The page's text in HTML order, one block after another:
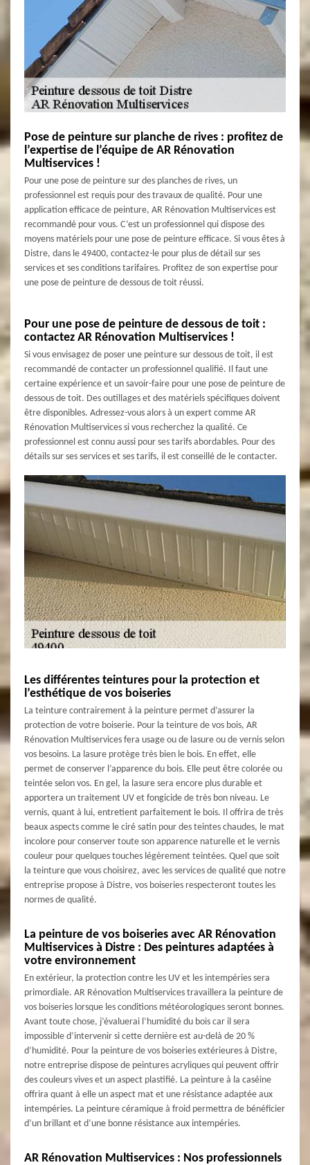
Pose de peinture sur planche de rives : profitez de
l’expertise de l’équipe de AR Rénovation
Multiservices !
Pour une pose de peinture sur des planches de rives, un
professionnel est requis pour des travaux de qualité. Pour une
application efficace de peinture, AR Rénovation Multiservices est
recommandé pour vous. C’est un professionnel qui dispose des
moyens matériels pour une pose de peinture efficace. Si vous êtes à
Distre, dans le 49400, contactez-le pour plus de détail sur ses
services et ses conditions tarifaires. Profitez de son expertise pour
une pose de peinture de dessous de toit réussi.
Pour une pose de peinture de dessous de toit :
contactez AR Rénovation Multiservices !
Si vous envisagez de poser une peinture sur dessous de toit, il est
recommandé de contacter un professionnel qualifié. Il faut une
certaine expérience et un savoir-faire pour une pose de peinture de
dessous de toit. Des outillages et des matériels spécifiques doivent
être disponibles. Adressez-vous alors à un expert comme AR
Rénovation Multiservices si vous recherchez la qualité. Ce
professionnel est connu aussi pour ses tarifs abordables. Pour des
détails sur ses services et ses tarifs, il est conseillé de le contacter.
Les différentes teintures pour la protection et
l’esthétique de vos boiseries
La teinture contrairement à la peinture permet d’assurer la
protection de votre boiserie. Pour la teinture de vos bois, AR
Rénovation Multiservices fera usage ou de lasure ou de vernis selon
vos besoins. La lasure protège très bien le bois. En effet, elle
permet de conserver l’apparence du bois. Elle peut être colorée ou
teintée selon vos. En gel, la lasure sera encore plus durable et
apportera un traitement UV et fongicide de très bon niveau. Le
vernis, quant à lui, entretient parfaitement le bois. Il offrira de très
beaux aspects comme le ciré satin pour des teintes chaudes, le mat
incolore pour conserver toute son apparence naturelle et le vernis
couleur pour quelques touches légèrement teintées. Quel que soit
la teinture que vous choisirez, avec les services de qualité que notre
entreprise propose à Distre, vos boiseries respecteront toutes les
normes de qualité.
La peinture de vos boiseries avec AR Rénovation
Multiservices à Distre : Des peintures adaptées à
votre environnement
En extérieur, la protection contre les UV et les intempéries sera
primordiale. AR Rénovation Multiservices travaillera la peinture de
vos boiseries lorsque les conditions météorologiques seront bonnes.
Avant toute chose, j’évaluerai l’humidité du bois car il sera
impossible d’intervenir si cette dernière est au-delà de 20 %
d’humidité. Pour la peinture de vos boiseries extérieures à Distre,
notre entreprise dispose de peintures acryliques qui peuvent offrir
des couleurs vives et un aspect plastifié. La peinture à la caséine
offrira quant à elle un aspect mat et une résistance adaptée aux
intempéries. La peinture céramique à froid permettra de bénéficier
d’un brillant et d’une bonne résistance aux intempéries.
AR Rénovation Multiservices : Nos professionnels